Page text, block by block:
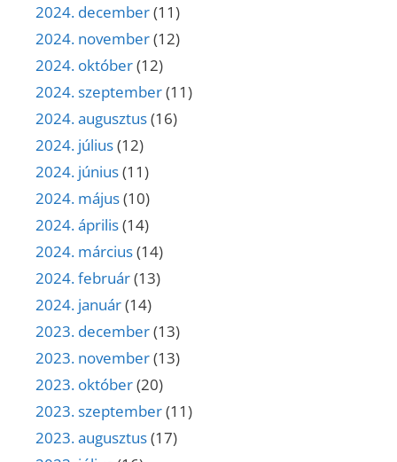
2024. december(11)
2024. november(12)
2024. október(12)
2024. szeptember(11)
2024. augusztus(16)
2024. július(12)
2024. június(11)
2024. május(10)
2024. április(14)
2024. március(14)
2024. február(13)
2024. január(14)
2023. december(13)
2023. november(13)
2023. október(20)
2023. szeptember(11)
2023. augusztus(17)